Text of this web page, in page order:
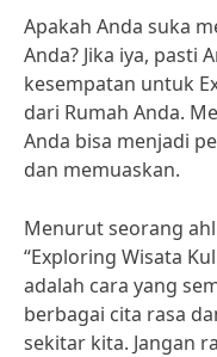
Apakah Anda suka
Anda? Jika iya, pasti
kesempatan untuk
dari Rumah Anda.
Anda bisa menjadi
dan memuaskan.
Menurut seorang
“Exploring Wisata
adalah cara yang
berbagai cita rasa
sekitar kita. Jangan